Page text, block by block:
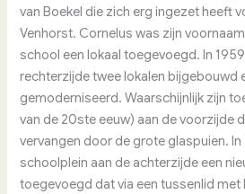
van Boekel die zich erg ingezet heeft
Venhorst. Cornelus was zijn
school een lokaal toegevoegd. In
rechterzijde twee lokalen bijgebouwd
gemoderniseerd. Waarschijnlijk zijn
van de 20ste eeuw) aan de voorzijde
vervangen door de grote glaspuien.
schoolplein aan de achterzijde een
toegevoegd dat via een tussenlid